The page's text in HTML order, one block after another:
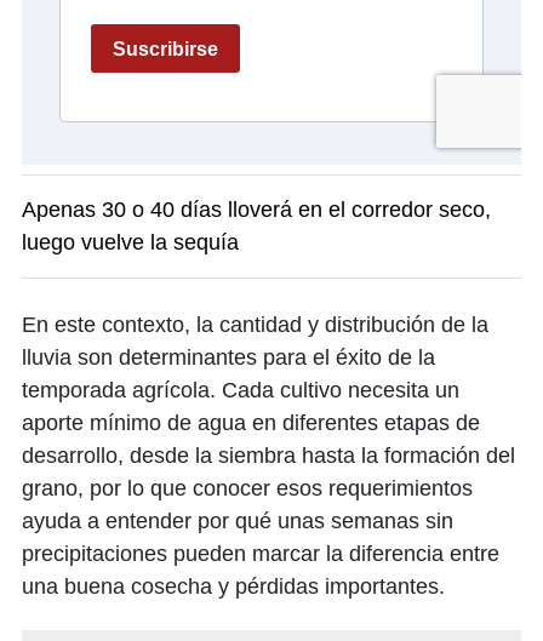
Apenas 30 o 40 días lloverá en el corredor seco,
luego vuelve la sequía
En este contexto, la cantidad y distribución de la
lluvia son determinantes para el éxito de la
temporada agrícola. Cada cultivo necesita un
aporte mínimo de agua en diferentes etapas de
desarrollo, desde la siembra hasta la formación del
grano, por lo que conocer esos requerimientos
ayuda a entender por qué unas semanas sin
precipitaciones pueden marcar la diferencia entre
una buena cosecha y pérdidas importantes.